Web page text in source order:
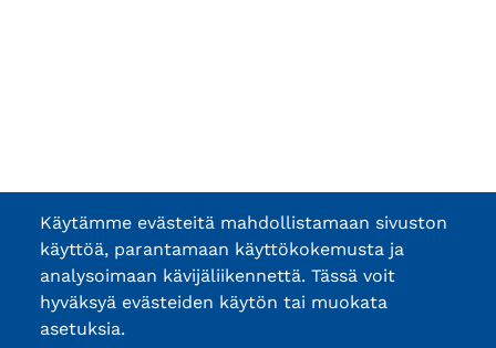
Käytämme evästeitä mahdollistamaan sivuston
käyttöä, parantamaan käyttökokemusta ja
analysoimaan kävijäliikennettä. Tässä voit
hyväksyä evästeiden käytön tai muokata
asetuksia.